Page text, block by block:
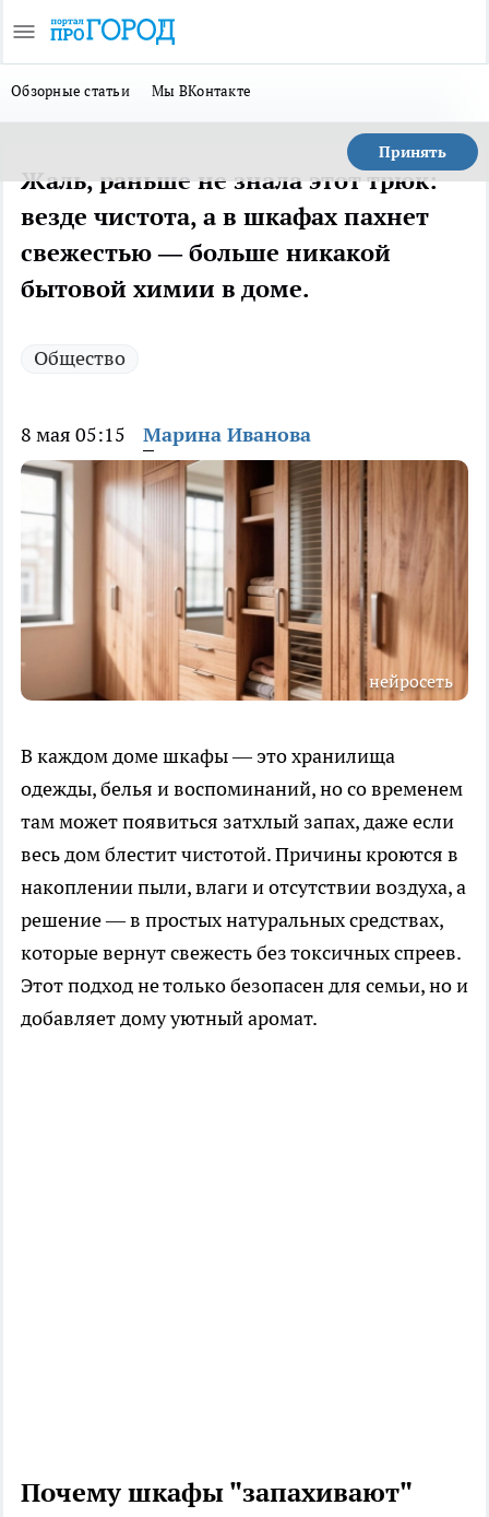
Обзорные статьи Мы ВКонтакте
Принять
Жаль, раньше не знала этот трюк:
везде чистота, а в шкафах пахнет
свежестью — больше никакой
бытовой химии в доме.
Общество
8 мая 05:15 Марина Иванова
нейросеть
В каждом доме шкафы — это хранилища
одежды, белья и воспоминаний, но со временем
там может появиться затхлый запах, даже если
весь дом блестит чистотой. Причины кроются в
накоплении пыли, влаги и отсутствии воздуха, а
решение — в простых натуральных средствах,
которые вернут свежесть без токсичных спреев.
Этот подход не только безопасен для семьи, но и
добавляет дому уютный аромат.
Почему шкафы "запахивают"